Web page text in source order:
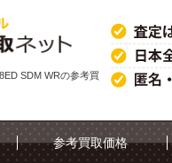
SDM WRの参考買
参考買取価格